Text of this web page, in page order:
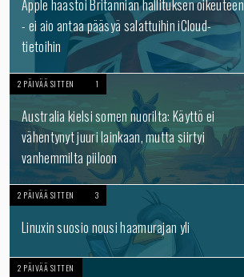
Apple haastoi Britannian hallituksen oikeuteen
- ei aio antaa pääsyä salattuihin iCloud-
tietoihin
2 PÄIVÄÄ SITTEN 1
Australia kielsi somen nuorilta: Käyttö ei
vähentynyt juuri lainkaan, mutta siirtyi
vanhemmilta piiloon
2 PÄIVÄÄ SITTEN 3
Linuxin suosio nousi haamurajan yli
2 PÄIVÄÄ SITTEN